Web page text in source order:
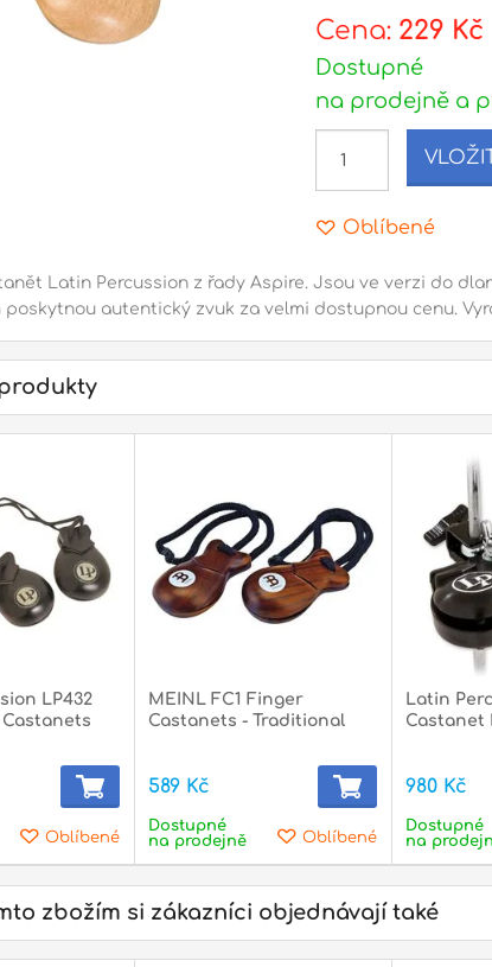
Cena: 229 Kč
Dostupné
na prodejně a
Oblíbené
Latin Percussion z řady Aspire. Jsou ve verzi do
poskytnou autentický zvuk za velmi dostupnou cenu.
LP432
Oblíbené
MEINL FC1 Finger
Castanets - Traditional
589 Kč
Oblíbené
Dostupné
na prodejně
Latin
Castanet
980 Kč
Dostupné
na
zbožím si zákazníci objednávají také